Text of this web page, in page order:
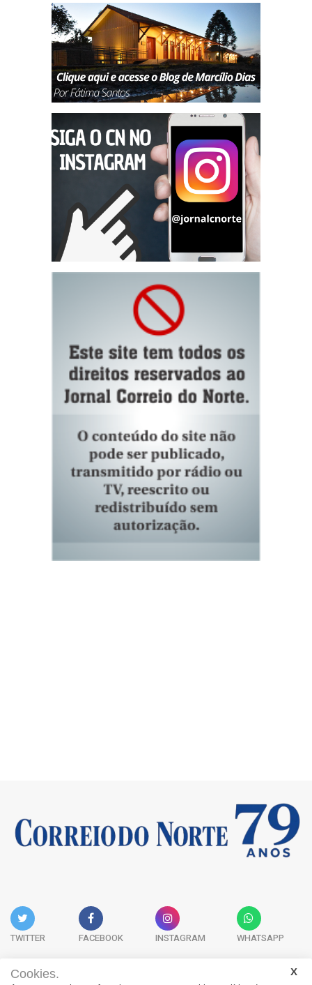
TWITTER FACEBOOK INSTAGRAM WHATSAPP
Cookies.